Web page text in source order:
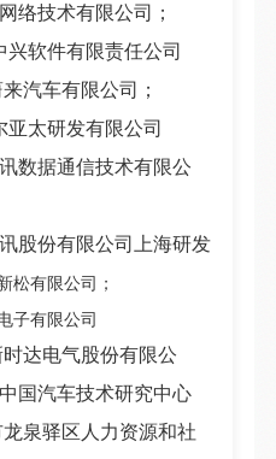
络技术有限公司；
件有限责任公司
来汽车有限公司；
研发有限公司
通信技术有限公
份有限公司上海研发
有限公司；
有限公司
达电气股份有限公
车技术研究中心
泉驿区人力资源和社